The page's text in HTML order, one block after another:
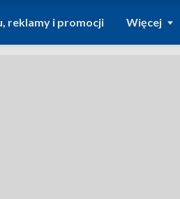
reklamy i promocji Więcej